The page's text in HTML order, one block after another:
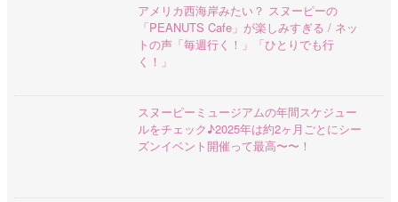
アメリカ西海岸みたい？ スヌーピーの
「PEANUTS Cafe」が楽しみすぎる / ネッ
トの声「毎週行く！」「ひとりでも行
く！」
スヌーピーミュージアムの年間スケジュー
ルをチェック♪2025年は約2ヶ月ごとにシー
ズンイベント開催って最高〜〜！